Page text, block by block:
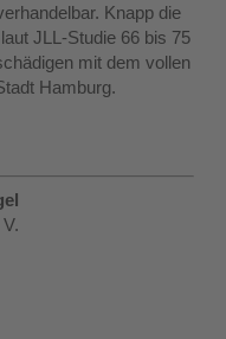
Knapp die
JLL-Studie 66 bis 75
mit dem vollen
Hamburg.